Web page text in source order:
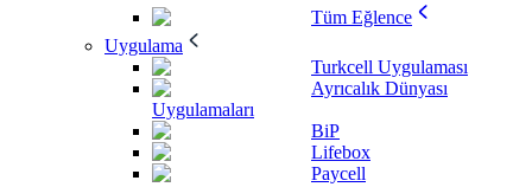
Tüm Eğlence
Uygulama
Turkcell Uygulaması
Ayrıcalık Dünyası
Uygulamaları
BiP
Lifebox
Paycell